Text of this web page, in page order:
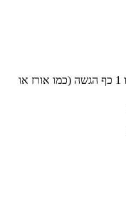
3 כפות תוספת מבושלת או חצי כוס או 1 כף הגשה (כמו אורז או